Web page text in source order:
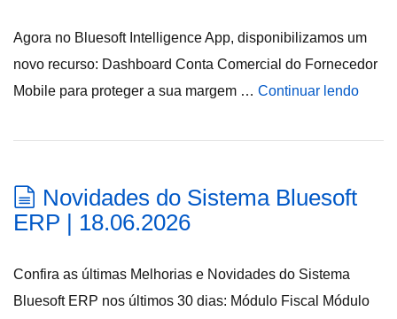
Agora no Bluesoft Intelligence App, disponibilizamos um
novo recurso: Dashboard Conta Comercial do Fornecedor
Mobile para proteger a sua margem … Continuar lendo
Novidades do Sistema Bluesoft
ERP | 18.06.2026
Confira as últimas Melhorias e Novidades do Sistema
Bluesoft ERP nos últimos 30 dias: Módulo Fiscal Módulo